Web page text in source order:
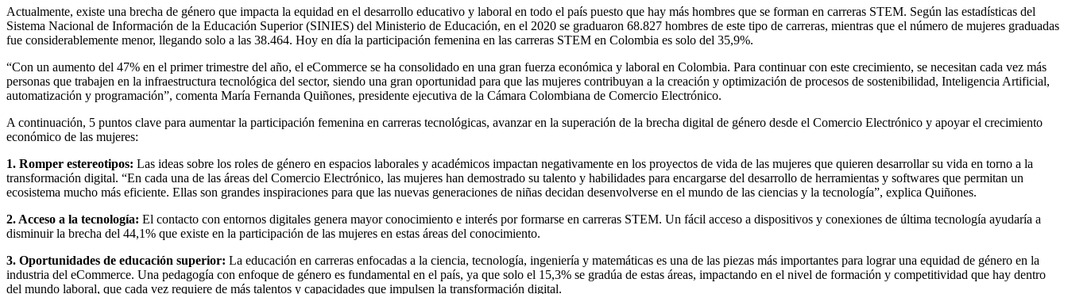
Actualmente, existe una brecha de género que impacta la equidad en el desarrollo educativo y laboral en todo el país puesto que hay más hombres que se forman en carreras STEM. Según las estadísticas del
Sistema Nacional de Información de la Educación Superior (SINIES) del Ministerio de Educación, en el 2020 se graduaron 68.827 hombres de este tipo de carreras, mientras que el número de mujeres graduadas
fue considerablemente menor, llegando solo a las 38.464. Hoy en día la participación femenina en las carreras STEM en Colombia es solo del 35,9%.
“Con un aumento del 47% en el primer trimestre del año, el eCommerce se ha consolidado en una gran fuerza económica y laboral en Colombia. Para continuar con este crecimiento, se necesitan cada vez más
personas que trabajen en la infraestructura tecnológica del sector, siendo una gran oportunidad para que las mujeres contribuyan a la creación y optimización de procesos de sostenibilidad, Inteligencia Artificial,
automatización y programación”, comenta María Fernanda Quiñones, presidente ejecutiva de la Cámara Colombiana de Comercio Electrónico.
A continuación, 5 puntos clave para aumentar la participación femenina en carreras tecnológicas, avanzar en la superación de la brecha digital de género desde el Comercio Electrónico y apoyar el crecimiento
económico de las mujeres:
1. Romper estereotipos: Las ideas sobre los roles de género en espacios laborales y académicos impactan negativamente en los proyectos de vida de las mujeres que quieren desarrollar su vida en torno a la
transformación digital. “En cada una de las áreas del Comercio Electrónico, las mujeres han demostrado su talento y habilidades para encargarse del desarrollo de herramientas y softwares que permitan un
ecosistema mucho más eficiente. Ellas son grandes inspiraciones para que las nuevas generaciones de niñas decidan desenvolverse en el mundo de las ciencias y la tecnología”, explica Quiñones.
2. Acceso a la tecnología: El contacto con entornos digitales genera mayor conocimiento e interés por formarse en carreras STEM. Un fácil acceso a dispositivos y conexiones de última tecnología ayudaría a
disminuir la brecha del 44,1% que existe en la participación de las mujeres en estas áreas del conocimiento.
3. Oportunidades de educación superior: La educación en carreras enfocadas a la ciencia, tecnología, ingeniería y matemáticas es una de las piezas más importantes para lograr una equidad de género en la
industria del eCommerce. Una pedagogía con enfoque de género es fundamental en el país, ya que solo el 15,3% se gradúa de estas áreas, impactando en el nivel de formación y competitividad que hay dentro
del mundo laboral, que cada vez requiere de más talentos y capacidades que impulsen la transformación digital.